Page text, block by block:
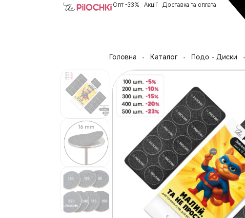
Опт -33% Акції
Доставка та оплата
Головна • Каталог • Подо - Диски •